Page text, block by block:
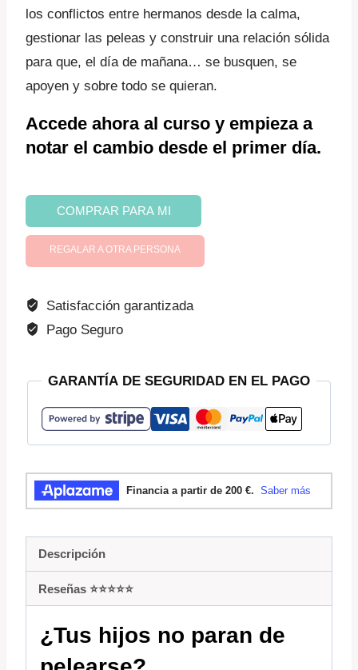
los conflictos entre hermanos desde la calma,
gestionar las peleas y construir una relación sólida
para que, el día de mañana… se busquen, se
apoyen y sobre todo se quieran.
​Accede ahora al curso y empieza a
notar el cambio desde el primer día.
Curso
online
Peleas
entre
COMPRAR PARA MI
REGALAR A OTRA PERSONA
Satisfacción garantizada
Pago Seguro
GARANTÍA DE SEGURIDAD EN EL PAGO
Descripción
Reseñas ⭐️⭐️⭐️⭐️⭐️
¿Tus hijos no paran de